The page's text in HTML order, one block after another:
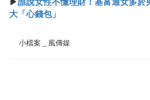
大「心錢包」
小檔案＿風傳媒